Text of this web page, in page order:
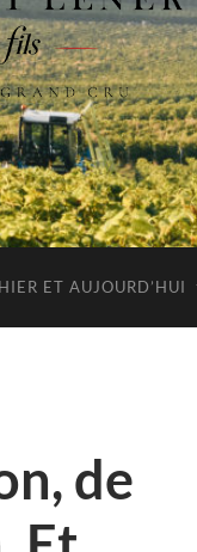
Champagne
Jean
Plener
Fils
ET AUJOURD’HUI
de